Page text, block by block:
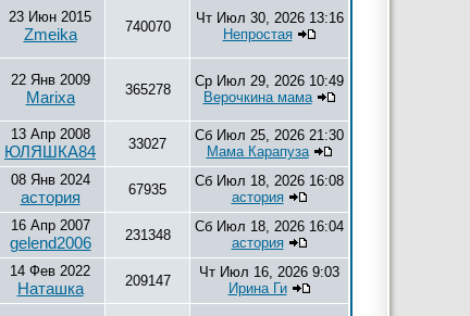
23 Июн 2015
Zmeika 740070
Чт Июл 30, 2026 13:16
Непростая
22 Янв 2009
Marixa 365278
Ср Июл 29, 2026 10:49
Верочкина мама
13 Апр 2008
ЮЛЯШКА84 33027
Сб Июл 25, 2026 21:30
Мама Карапуза
08 Янв 2024
астория 67935
Сб Июл 18, 2026 16:08
астория
16 Апр 2007
gelend2006 231348
Сб Июл 18, 2026 16:04
астория
14 Фев 2022
Наташка 209147
Чт Июл 16, 2026 9:03
Ирина Ги